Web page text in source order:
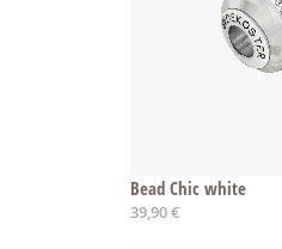
Bead Chic white
39,90 €